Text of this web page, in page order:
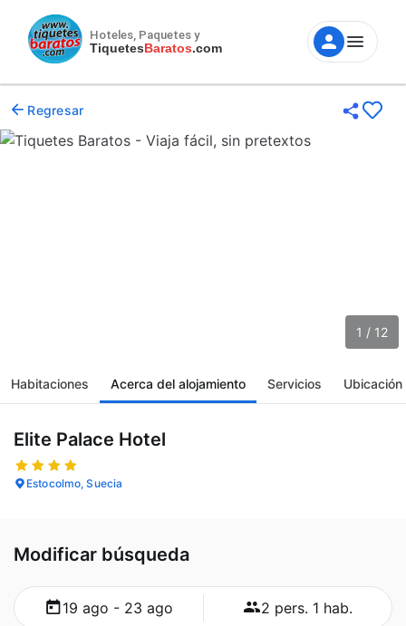
Hoteles, Paquetes y
TiquetesBaratos.com
Regresar
1 / 12
Habitaciones Acerca del alojamiento Servicios Ubicación
Elite Palace Hotel
Estocolmo, Suecia
Modificar búsqueda
19 ago - 23 ago 2 pers. 1 hab.